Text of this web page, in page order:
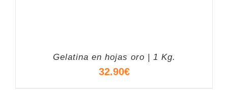
Gelatina en hojas oro | 1 Kg.
32.90€